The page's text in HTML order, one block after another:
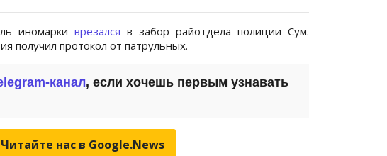
иномарки врезался в забор райотдела полиции Сум.
получил протокол от патрульных.
канал, если хочешь первым узнавать
Читайте нас в Google.News